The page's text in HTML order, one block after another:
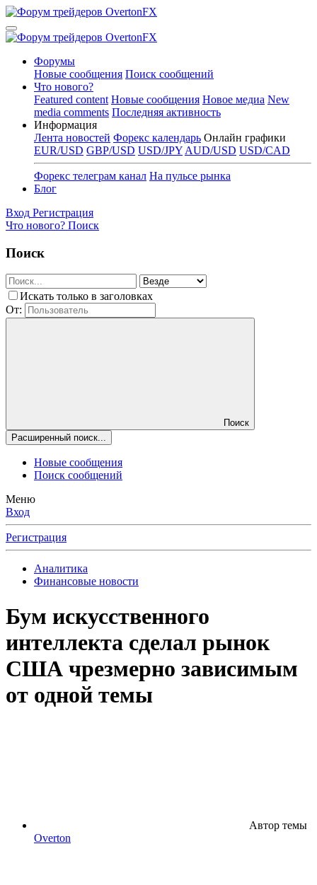
Форумы
Новые сообщения Поиск сообщений
Что нового?
Featured content Новые сообщения Новое медиа New
media comments Последняя активность
Информация
Лента новостей Форекс календарь Онлайн графики
EUR/USD GBP/USD USD/JPY AUD/USD USD/CAD
Форекс телеграм канал На пульсе рынка
Блог
Вход Регистрация
Что нового? Поиск
Поиск
Искать только в заголовках
От:
Поиск
Расширенный поиск...
Новые сообщения
Поиск сообщений
Меню
Вход
Регистрация
Аналитика
Финансовые новости
Бум искусственного
интеллекта сделал рынок
США чрезмерно зависимым
от одной темы
Автор темы
Overton